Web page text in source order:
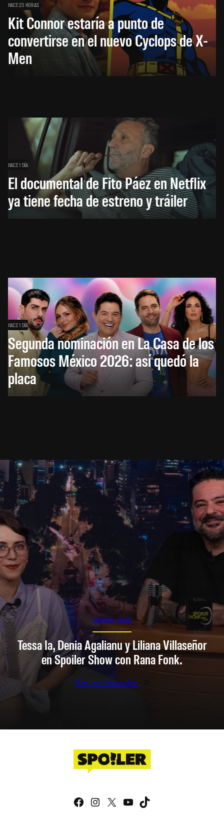
HACE 23 HORAS
Kit Connor estaría a punto de
convertirse en el nuevo Cyclops de X-
Men
HACE 1 DÍA
El documental de Fito Páez en Netflix
ya tiene fecha de estreno y tráiler
HACE 1 DÍA
Segunda nominación en La Casa de los
Famosos México 2026: así quedó la
placa
SPOILER SHOW
Tessa Ia, Denia Agalianu y Liliana Villaseñor
en Spoiler Show con Rana Fonk.
Ver en Youtube
Facebook
Instagram
X YouTube